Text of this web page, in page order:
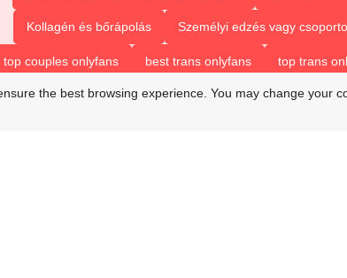
Kollagén és bőrápolás Személyi edzés vagy
top couples onlyfans best trans onlyfans top trans
best only fan couples
the best browsing experience. You may change your